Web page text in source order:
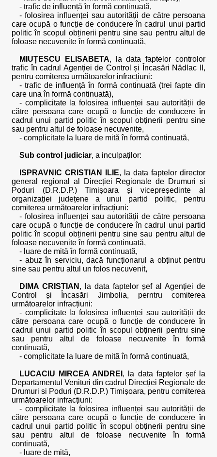
- trafic de influență în formă continuată,
- folosirea influenței sau autorității de către persoana
care ocupă o funcție de conducere în cadrul unui partid
politic în scopul obținerii pentru sine sau pentru altul de
foloase necuvenite în formă continuată,
MIUȚESCU ELISABETA, la data faptelor controlor
trafic în cadrul Agenției de Control și Încasări Nădlac II,
pentru comiterea următoarelor infracțiuni:
- trafic de influență în formă continuată (trei fapte din
care una în formă continuată),
- complicitate la folosirea influenței sau autorității de
către persoana care ocupă o funcție de conducere în
cadrul unui partid politic în scopul obținerii pentru sine
sau pentru altul de foloase necuvenite,
- complicitate la luare de mită în formă continuată,
Sub control judiciar, a inculpaților:
ISPRAVNIC CRISTIAN ILIE, la data faptelor director
general regional al Direcției Regionale de Drumuri si
Poduri (D.R.D.P.) Timișoara și vicepreședinte al
organizației județene a unui partid politic, pentru
comiterea următoarelor infracțiuni:
- folosirea influenței sau autorității de către persoana
care ocupă o funcție de conducere în cadrul unui partid
politic în scopul obținerii pentru sine sau pentru altul de
foloase necuvenite în formă continuată,
- luare de mită în formă continuată,
- abuz în serviciu, dacă funcționarul a obținut pentru
sine sau pentru altul un folos necuvenit,
DIMA CRISTIAN , la data faptelor șef al Agenției de
Control și Încasări Jimbolia, perntru comiterea
următoarelor infracțiuni:
- complicitate la folosirea influenței sau autorității de
către persoana care ocupă o funcție de conducere în
cadrul unui partid politic în scopul obținerii pentru sine
sau pentru altul de foloase necuvenite în formă
continuată,
- complicitate la luare de mită în formă continuată,
LUCACIU MIRCEA ANDREI , la data faptelor șef la
Departamentul Venituri din cadrul Direcției Regionale de
Drumuri si Poduri (D.R.D.P.) Timișoara, pentru comiterea
următoarelor infracțiuni:
- complicitate la folosirea influenței sau autorității de
către persoana care ocupă o funcție de conducere în
cadrul unui partid politic în scopul obținerii pentru sine
sau pentru altul de foloase necuvenite în formă
continuată,
- luare de mită,